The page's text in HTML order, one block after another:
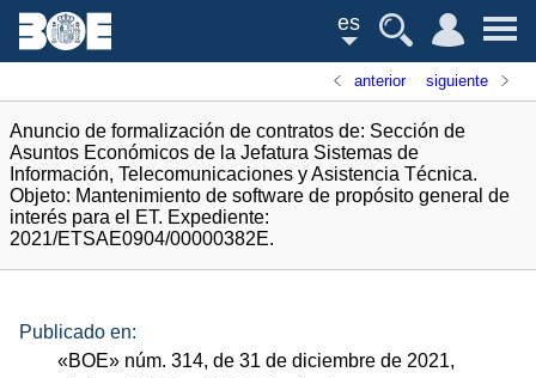
es
anterior siguiente
Anuncio de formalización de contratos de: Sección de
Asuntos Económicos de la Jefatura Sistemas de
Información, Telecomunicaciones y Asistencia Técnica.
Objeto: Mantenimiento de software de propósito general de
interés para el ET. Expediente:
2021/ETSAE0904/00000382E.
Publicado en:
«BOE» núm. 314, de 31 de diciembre de 2021,